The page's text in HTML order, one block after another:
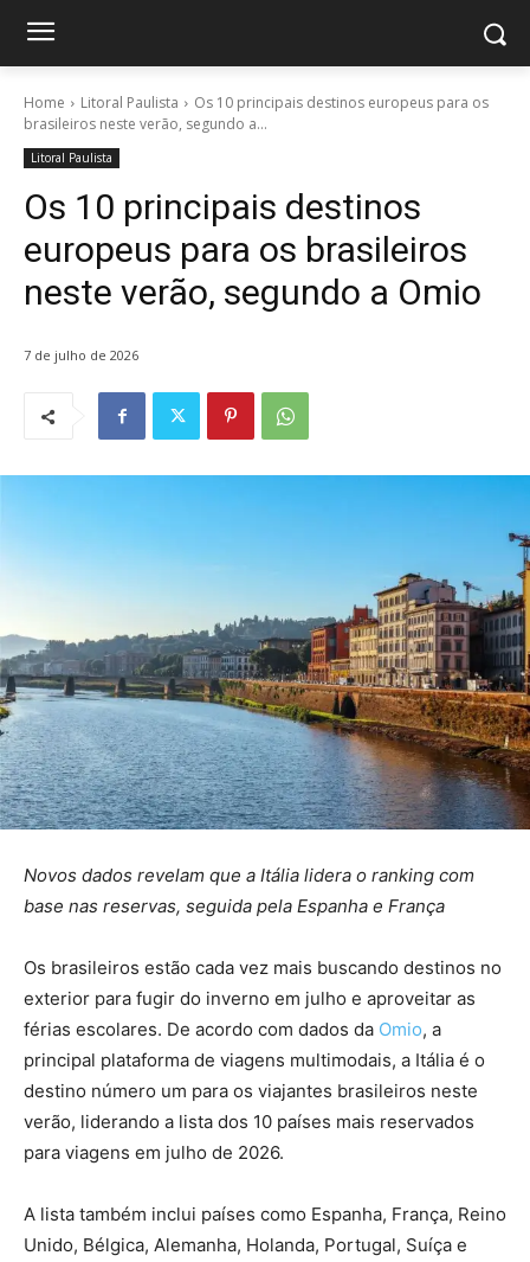
Home Litoral Paulista
Os 10 principais destinos europeus para os
brasileiros neste verão, segundo a...
Litoral Paulista
Os 10 principais destinos
europeus para os brasileiros
neste verão, segundo a Omio
7 de julho de 2026
Novos dados revelam que a Itália lidera o ranking com
base nas reservas, seguida pela Espanha e França
Os brasileiros estão cada vez mais buscando destinos no
exterior para fugir do inverno em julho e aproveitar as
férias escolares. De acordo com dados da Omio, a
principal plataforma de viagens multimodais, a Itália é o
destino número um para os viajantes brasileiros neste
verão, liderando a lista dos 10 países mais reservados
para viagens em julho de 2026.
A lista também inclui países como Espanha, França, Reino
Unido, Bélgica, Alemanha, Holanda, Portugal, Suíça e